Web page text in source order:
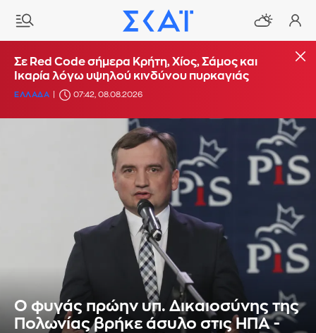
Σε Red Code σήμερα Κρήτη, Χίος, Σάμος και
Ικαρία λόγω υψηλού κινδύνου πυρκαγιάς
ΕΛΛΑΔΑ 07:42, 08.08.2026
O φυγάς πρώην υπ. Δικαιοσύνης της
Πολωνίας βρήκε άσυλο στις ΗΠΑ -